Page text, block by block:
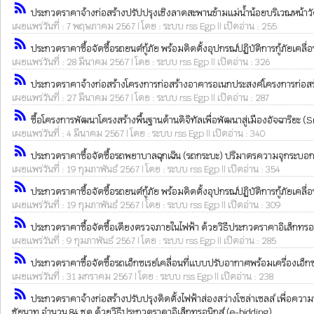
rss_feed ประกวดราคาจ้างก่อสร้างปรัปปรุงเชิงลาดสะพานข้ามแม่น้ำน้อยบริเวณหน้
เผยแพร่วันที่ : 7 พฤษภาคม 2567 | โดย : ระบบ rss Egp || เปิดอ่าน : 255
rss_feed ประกวดราคาซื้อจัดซื้อรถยนต์กู้ภัย พร้อมติดตั้งอุปกรณ์ปฏิบัติการกู้ภัยเคลื่อ
เผยแพร่วันที่ : 28 มีนาคม 2567 | โดย : ระบบ rss Egp || เปิดอ่าน : 326
rss_feed ประกวดราคาจ้างก่อสร้างโครงการก่อสร้างอาคารอเนกประสงค์โครงการ
เผยแพร่วันที่ : 27 มีนาคม 2567 | โดย : ระบบ rss Egp || เปิดอ่าน : 287
rss_feed ซื้อโครงการพัฒนาโครงสร้างพื้นฐานด้านดิจิทัลเพื่อพัฒนาสู่เมืองอัจฉาริยะ
เผยแพร่วันที่ : 4 มีนาคม 2567 | โดย : ระบบ rss Egp || เปิดอ่าน : 340
rss_feed ประกวดราคาซื้อจัดซื้อรถพยาบาลฉุกเฉิน (รถกระบะ) ปริมาตรความจุกระ
เผยแพร่วันที่ : 19 กุมภาพันธ์ 2567 | โดย : ระบบ rss Egp || เปิดอ่าน : 354
rss_feed ประกวดราคาซื้อจัดซื้อรถยนต์กู้ภัย พร้อมติดตั้งอุปกรณ์ปฏิบัติการกู้ภัยเคลื่อ
เผยแพร่วันที่ : 19 กุมภาพันธ์ 2567 | โดย : ระบบ rss Egp || เปิดอ่าน : 309
rss_feed ประกวดราคาซื้อจัดซื้อเตียงตรวจภายในไฟฟ้า ด้วยวิธีประกวดราคาอิเล็กท
เผยแพร่วันที่ : 9 กุมภาพันธ์ 2567 | โดย : ระบบ rss Egp || เปิดอ่าน : 285
rss_feed ประกวดราคาซื้อจัดซื้อรถเอ็กซเรย์เคลื่อนที่แบบปรับอากาศพร้อมเครื่องเ
เผยแพร่วันที่ : 31 มกราคม 2567 | โดย : ระบบ rss Egp || เปิดอ่าน : 238
rss_feed ประกวดราคาจ้างก่อสร้างปรับปรุงติดตั้งไฟฟ้าส่องสว่างโซล่าเซลล์ เพื่อ